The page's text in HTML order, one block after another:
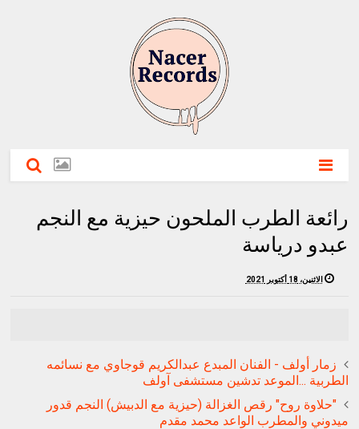
رائعة الطرب الملحون حيزية مع النجم
عبدو درياسة
الاثنين، 18 أكتوبر 2021
زمار أولف - الفنان المبدع عبدالكريم قوجاوي مع نسائمه
الطربية ...الموعد تدشين مستشفى آولف
"حلاوة روح" رقص الغزالة (حيزية مع الدبيش) النجم قدور
ميدوني والمطرب الواعد محمد مقدم